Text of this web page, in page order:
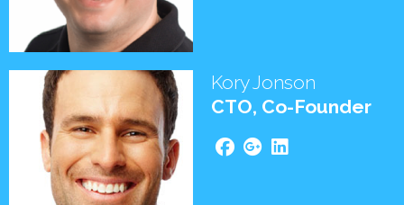
Kory Jonson
CTO, Co-Founder